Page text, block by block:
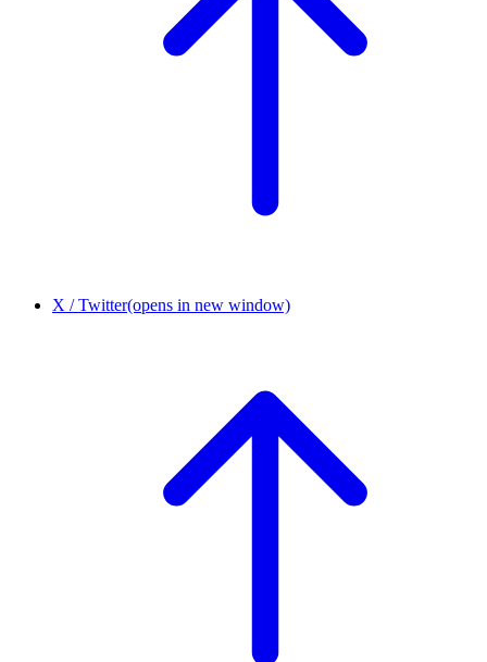
X / Twitter(opens in new window)